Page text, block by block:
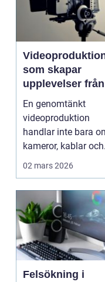
som skapar
upplevelser från
idé till färdig
sändning
En genomtänkt
videoproduktion
handlar inte bara
kameror, kablar och
skärmar. Den
02 mars 2026
Felsökning i